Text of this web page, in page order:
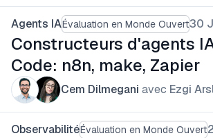
Agents IAÉvaluation en Monde Ouvert30
Constructeurs d'agents
Code: n8n, make, Zapier
Cem Dilmegani avec Ezgi
ObservabilitéÉvaluation en Monde Ouvert